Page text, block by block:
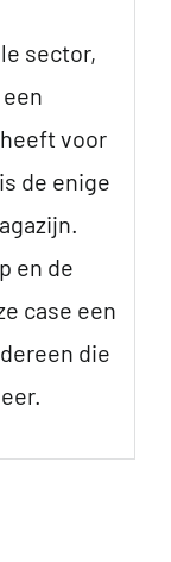
sector,
voor
de enige
en de
case een
die